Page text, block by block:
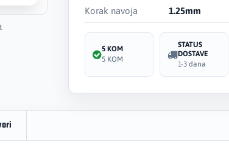
Korak navoja 1.25mm
5 KOM
5 KOM
STATUS
DOSTAVE
1-3 dana